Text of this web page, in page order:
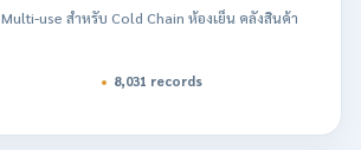
use สำหรับ Cold Chain ห้องเย็น คลังสินค้า
8,031 records